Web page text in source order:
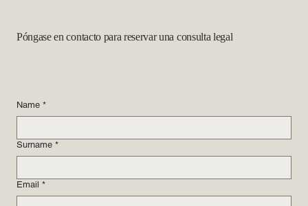
Póngase en contacto para reservar una consulta legal
Name *
Surname *
Email *